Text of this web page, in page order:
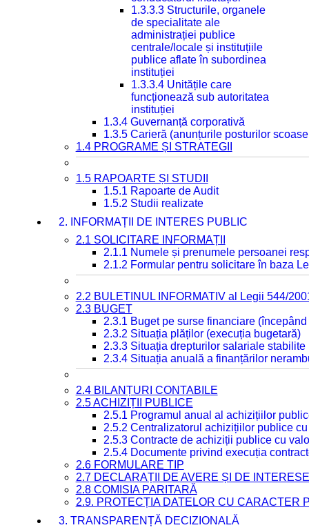
1.3.3.3 Structurile, organele
de specialitate ale
administrației publice
centrale/locale și instituțiile
publice aflate în subordinea
instituției
1.3.3.4 Unitățile care
funcționează sub autoritatea
instituției
1.3.4 Guvernanță corporativă
1.3.5 Carieră (anunțurile posturilor
1.4 PROGRAME ȘI STRATEGII
1.5 RAPOARTE ȘI STUDII
1.5.1 Rapoarte de Audit
1.5.2 Studii realizate
2. INFORMAȚII DE INTERES PUBLIC
2.1 SOLICITARE INFORMAȚII
2.1.1 Numele și prenumele persoanei
2.1.2 Formular pentru solicitare în baza
2.2 BULETINUL INFORMATIV al Legii 544/
2.3 BUGET
2.3.1 Buget pe surse financiare
2.3.2 Situația plăților (execuția bugetară)
2.3.3 Situația drepturilor salariale
2.3.4 Situația anuală a finanțărilor
2.4 BILANȚURI CONTABILE
2.5 ACHIZIȚII PUBLICE
2.5.1 Programul anual al achizițiilor
2.5.2 Centralizatorul achizițiilor publice
2.5.3 Contracte de achiziții publice cu
2.5.4 Documente privind execuția
2.6 FORMULARE TIP
2.7 DECLARAȚII DE AVERE ȘI DE INTERESE
2.8 COMISIA PARITARĂ
2.9. PROTECȚIA DATELOR CU CARACTER
3. TRANSPARENȚĂ DECIZIONALĂ